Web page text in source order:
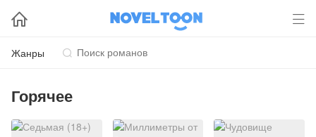
 
Жанры 
Горячее